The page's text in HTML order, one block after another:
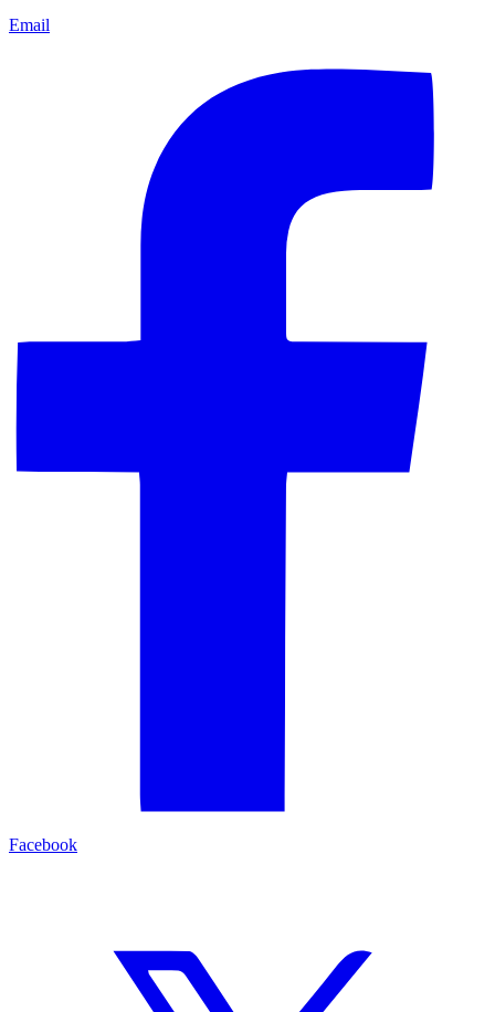
Email
Facebook